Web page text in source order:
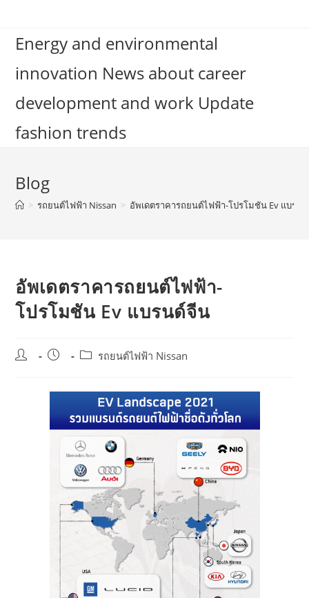
contentEnergy and environmental
innovation News about career
development and work Update
fashion trends
Blog
> รถยนต์ไฟฟ้า Nissan > อัพเดตราคารถยนต์ไฟฟ้า-โปรโมชัน Ev แบรน
อัพเดตราคารถยนต์ไฟฟ้า-
โปรโมชัน Ev แบรนด์จีน
Post
Post
Postรถยนต์ไฟฟ้า Nissan